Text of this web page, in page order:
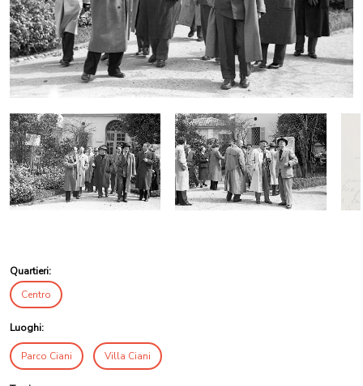
Quartieri:
Centro
Luoghi:
Parco Ciani Villa Ciani